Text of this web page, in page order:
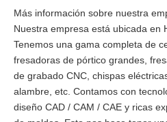
Más información sobre nuestra
Nuestra empresa está ubicada en
Tenemos una gama completa de
fresadoras de pórtico grandes,
de grabado CNC, chispas
alambre, etc. Contamos con
diseño CAD / CAM / CAE y ricas